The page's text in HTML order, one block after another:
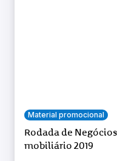
Material promocional
Rodada de
mobiliário 2019